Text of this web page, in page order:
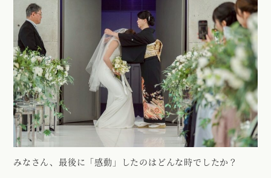
みなさん、最後に「感動」したのはどんな時でしたか？